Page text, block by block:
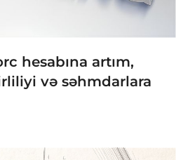
hesabına artım,
və səhmdarlara